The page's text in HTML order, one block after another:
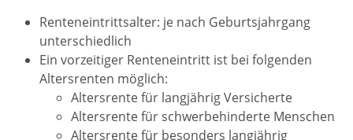
Renteneintrittsalter: je nach Geburtsjahrgang
unterschiedlich
Ein vorzeitiger Renteneintritt ist bei folgenden
Altersrenten möglich:
Altersrente für langjährig Versicherte
Altersrente für schwerbehinderte Menschen
Altersrente für besonders langjährig